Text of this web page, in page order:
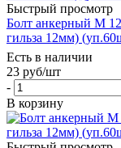
Быстрый просмотр
Болт анкерный М
гильза 12мм)
Есть в наличии
23 руб/шт
-
В корзину